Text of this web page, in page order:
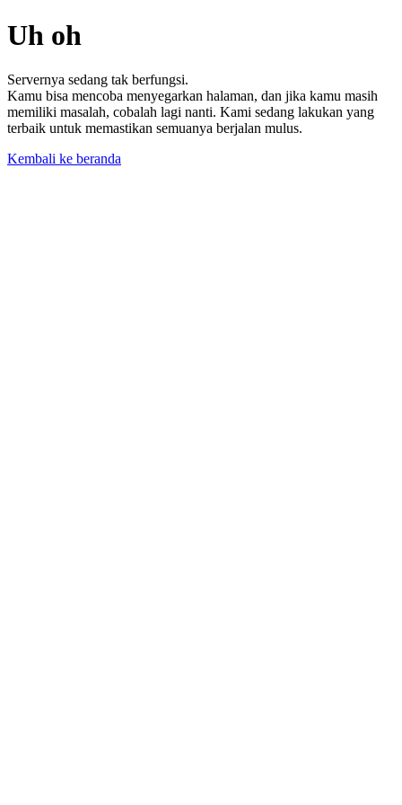
Uh oh
Servernya sedang tak berfungsi.
Kamu bisa mencoba menyegarkan halaman, dan jika kamu masih
memiliki masalah, cobalah lagi nanti. Kami sedang lakukan yang
terbaik untuk memastikan semuanya berjalan mulus.
Kembali ke beranda